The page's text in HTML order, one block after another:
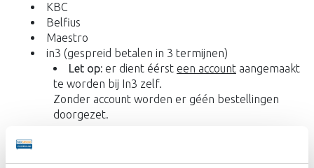
KBC
Belfius
Maestro
in3 (gespreid betalen in 3 termijnen)
Let op: er dient éérst een account aangemaakt
te worden bij In3 zelf.
Zonder account worden er géén bestellingen
doorgezet.
termijnen/maanden)